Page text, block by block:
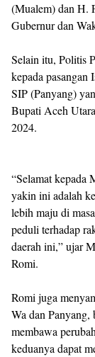
(Mualem) dan H.
Gubernur dan
Selain itu, Politis
kepada
SIP (Panyang)
Bupati Aceh
2024.
“Selamat kepada
yakin ini adalah
lebih maju di
peduli terhadap
daerah ini,” ujar
Romi.
Romi juga
Wa dan Panyang,
membawa
keduanya dapat